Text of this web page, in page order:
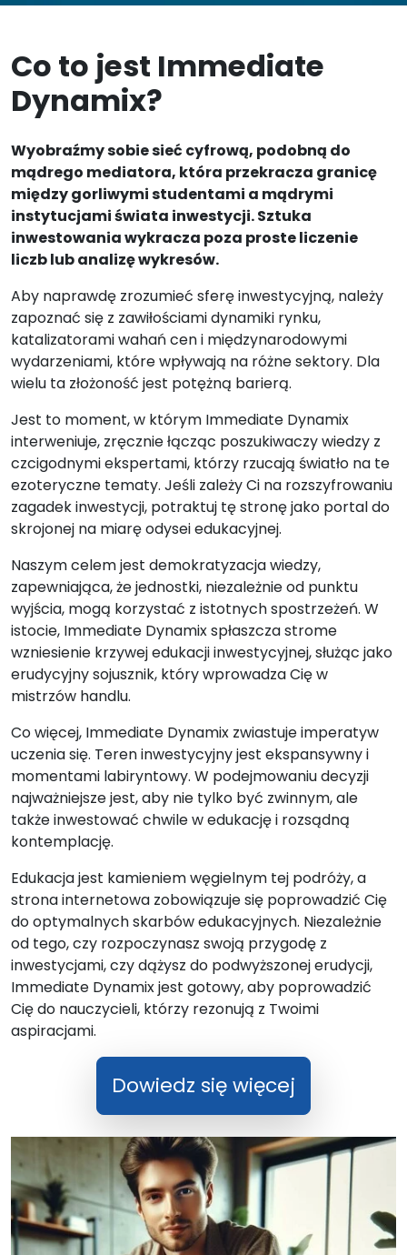
Co to jest Immediate
Dynamix?
Wyobraźmy sobie sieć cyfrową, podobną do
mądrego mediatora, która przekracza granicę
między gorliwymi studentami a mądrymi
instytucjami świata inwestycji. Sztuka
inwestowania wykracza poza proste liczenie
liczb lub analizę wykresów.
Aby naprawdę zrozumieć sferę inwestycyjną, należy
zapoznać się z zawiłościami dynamiki rynku,
katalizatorami wahań cen i międzynarodowymi
wydarzeniami, które wpływają na różne sektory. Dla
wielu ta złożoność jest potężną barierą.
Jest to moment, w którym Immediate Dynamix
interweniuje, zręcznie łącząc poszukiwaczy wiedzy z
czcigodnymi ekspertami, którzy rzucają światło na te
ezoteryczne tematy. Jeśli zależy Ci na rozszyfrowaniu
zagadek inwestycji, potraktuj tę stronę jako portal do
skrojonej na miarę odysei edukacyjnej.
Naszym celem jest demokratyzacja wiedzy,
zapewniająca, że jednostki, niezależnie od punktu
wyjścia, mogą korzystać z istotnych spostrzeżeń. W
istocie, Immediate Dynamix spłaszcza strome
wzniesienie krzywej edukacji inwestycyjnej, służąc jako
erudycyjny sojusznik, który wprowadza Cię w
mistrzów handlu.
Co więcej, Immediate Dynamix zwiastuje imperatyw
uczenia się. Teren inwestycyjny jest ekspansywny i
momentami labiryntowy. W podejmowaniu decyzji
najważniejsze jest, aby nie tylko być zwinnym, ale
także inwestować chwile w edukację i rozsądną
kontemplację.
Edukacja jest kamieniem węgielnym tej podróży, a
strona internetowa zobowiązuje się poprowadzić Cię
do optymalnych skarbów edukacyjnych. Niezależnie
od tego, czy rozpoczynasz swoją przygodę z
inwestycjami, czy dążysz do podwyższonej erudycji,
Immediate Dynamix jest gotowy, aby poprowadzić
Cię do nauczycieli, którzy rezonują z Twoimi
aspiracjami.
Dowiedz się więcej